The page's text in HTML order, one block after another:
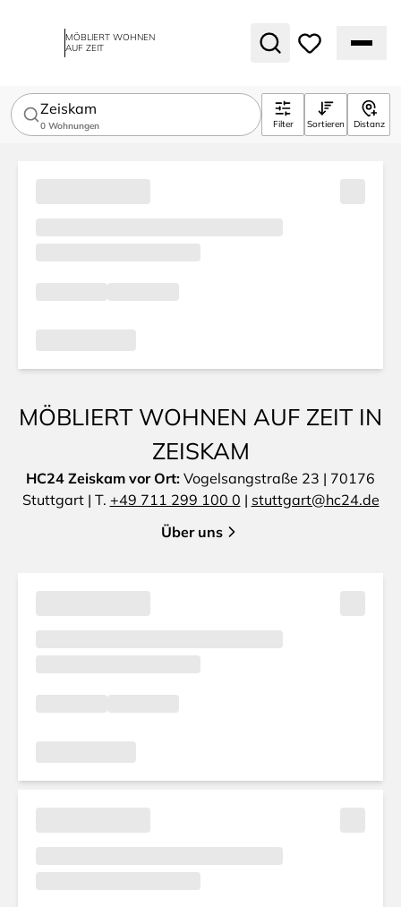
MÖBLIERT WOHNEN
AUF ZEIT
Zeiskam
0 Wohnungen Filter Sortieren Distanz
MÖBLIERT WOHNEN AUF ZEIT IN
ZEISKAM
HC24 Zeiskam vor Ort: Vogelsangstraße 23 | 70176
Stuttgart | T. +49 711 299 100 0 | stuttgart@hc24.de
Über uns